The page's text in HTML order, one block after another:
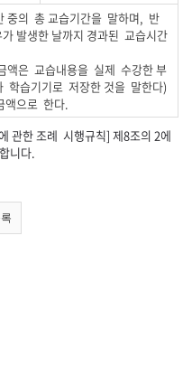
중의 총 교습기간을 말하며, 반
발생한 날까지 경과된 교습시간
액은 교습내용을 실제 수강한 부
학습기기로 저장한 것을 말한다)
으로 한다.
관한 조례 시행규칙] 제8조의 2에
니다.